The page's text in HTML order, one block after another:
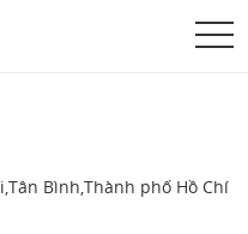
Bình,Thành phố Hồ Chí